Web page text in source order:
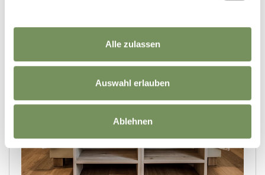
Alle zulassen
Auswahl erlauben
Ablehnen